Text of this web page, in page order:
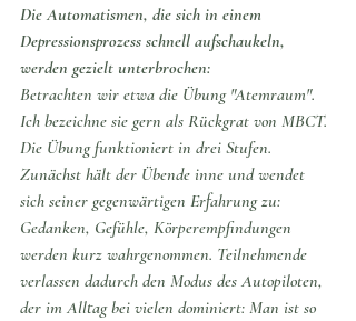
Die Automatismen, die sich in einem
Depressionsprozess schnell aufschaukeln,
werden gezielt unterbrochen:
Betrachten wir etwa die Übung "Atemraum".
Ich bezeichne sie gern als Rückgrat von MBCT.
Die Übung funktioniert in drei Stufen.
Zunächst hält der Übende inne und wendet
sich seiner gegenwärtigen Erfahrung zu:
Gedanken, Gefühle, Körperempfindungen
werden kurz wahrgenommen. Teilnehmende
verlassen dadurch den Modus des Autopiloten,
der im Alltag bei vielen dominiert: Man ist so